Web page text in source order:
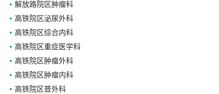
解放路院区肿瘤科
高铁院区泌尿外科
高铁院区综合内科
高铁院区重症医学科
高铁院区肿瘤外科
高铁院区肿瘤内科
高铁院区普外科